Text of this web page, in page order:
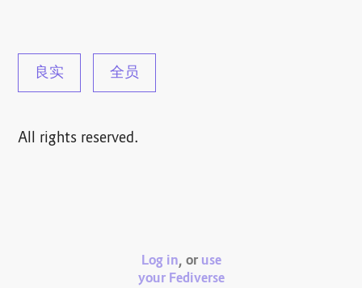
良实 全员
All rights reserved.
Log in, or use
your Fediverse